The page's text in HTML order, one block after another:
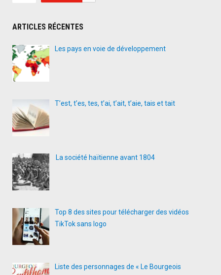
ARTICLES RÉCENTES
Les pays en voie de développement
T’est, t’es, tes, t’ai, t’ait, t’aie, tais et tait
La société haïtienne avant 1804
Top 8 des sites pour télécharger des vidéos
TikTok sans logo
Liste des personnages de « Le Bourgeois